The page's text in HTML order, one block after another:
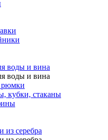
воды и вина
воды и вина
рюмки
кубки, стаканы
из серебра